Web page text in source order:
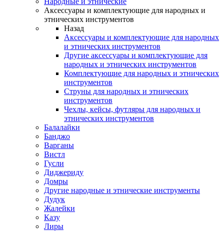
Аксессуары и комплектующие для народных и
этнических инструментов
Назад
Аксессуары и комплектующие для народных
и этнических инструментов
Другие аксессуары и комплектующие для
народных и этнических инструментов
Комплектующие для народных и этнических
инструментов
Струны для народных и этнических
инструментов
Чехлы, кейсы, футляры для народных и
этнических инструментов
Балалайки
Банджо
Варганы
Вистл
Гусли
Диджериду
Домры
Другие народные и этнические инструменты
Дудук
Жалейки
Казу
Лиры